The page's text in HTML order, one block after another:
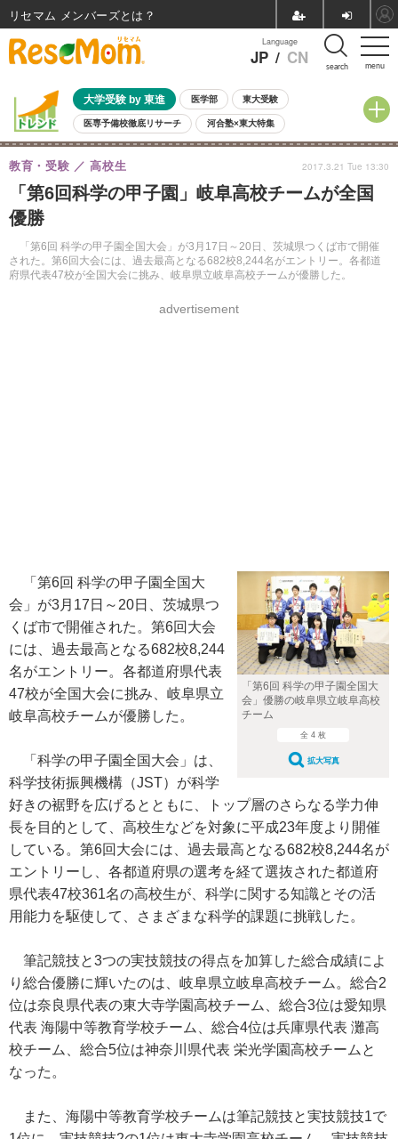
menu
Language
JP / CN search
大学受験 by 東進 医学部 東大受験
医専予備校徹底リサーチ 河合塾×東大特集
親子で考える大学選び 高校受験 中学受験 小学校受験
共通テスト 夏休み
8月開催イベント・WS 全国公立高校 過去問 人気記事
自由研究教材（小学生向け）
「第6回科学の甲子園」岐阜高校チームが全国
優勝
「第6回 科学の甲子園全国大会」が3月17日～20日、茨城県つくば市で開催
された。第6回大会には、過去最高となる682校8,244名がエントリー。各都道
府県代表47校が全国大会に挑み、岐阜県立岐阜高校チームが優勝した。
教育・受験 高校生
advertisement
2017.3.21 Tue 13:30
「第6回 科学の甲子園全国大
会」優勝の岐阜県立岐阜高校
チーム
全 4 枚
拡大写真
「第6回 科学の甲子園全国大
会」が3月17日～20日、茨城県つ
くば市で開催された。第6回大会
には、過去最高となる682校8,244
名がエントリー。各都道府県代表
47校が全国大会に挑み、岐阜県立
岐阜高校チームが優勝した。
「科学の甲子園全国大会」は、
科学技術振興機構（JST）が科学
好きの裾野を広げるとともに、トップ層のさらなる学力伸
長を目的として、高校生などを対象に平成23年度より開催
している。第6回大会には、過去最高となる682校8,244名が
エントリーし、各都道府県の選考を経て選抜された都道府
県代表47校361名の高校生が、科学に関する知識とその活
用能力を駆使して、さまざまな科学的課題に挑戦した。
筆記競技と3つの実技競技の得点を加算した総合成績によ
り総合優勝に輝いたのは、岐阜県立岐阜高校チーム。総合2
位は奈良県代表の東大寺学園高校チーム、総合3位は愛知県
代表 海陽中等教育学校チーム、総合4位は兵庫県代表 灘高
校チーム、総合5位は神奈川県代表 栄光学園高校チームと
なった。
また、海陽中等教育学校チームは筆記競技と実技競技1で
リセマム メンバーズ